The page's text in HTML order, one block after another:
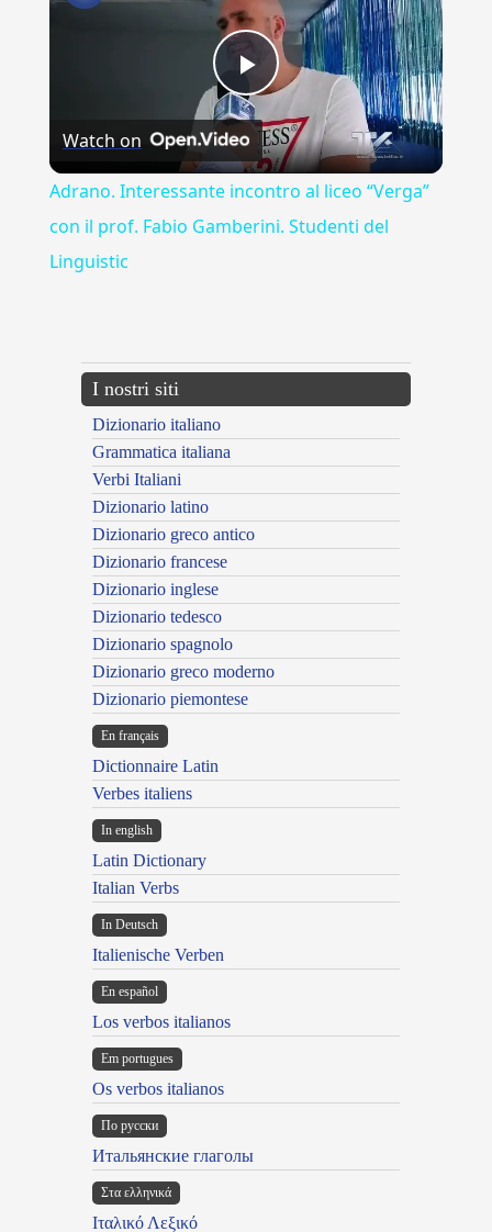
Play
Video
Watch on
Adrano. Interessante incontro al liceo “Verga”
con il prof. Fabio Gamberini. Studenti del
Linguistic
I nostri siti
Dizionario italiano
Grammatica italiana
Verbi Italiani
Dizionario latino
Dizionario greco antico
Dizionario francese
Dizionario inglese
Dizionario tedesco
Dizionario spagnolo
Dizionario greco moderno
Dizionario piemontese
En français
Dictionnaire Latin
Verbes italiens
In english
Latin Dictionary
Italian Verbs
In Deutsch
Italienische Verben
En español
Los verbos italianos
Em portugues
Os verbos italianos
По русски
Итальянские глаголы
Στα ελληνικά
Ιταλικό Λεξικό